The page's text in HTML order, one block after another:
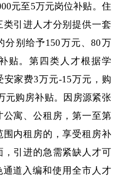
元至5万元岗位补贴。住
类引进人才分别提供一套
分别给予150万元、80万
贴。第四类人才根据学
安家费3万元-15万元，购
元购房补贴。因房源紧张
公寓、公租房，第一至第
围内租房的，享受租房补
，引进的急需紧缺人才可
通道入编和使用全市人才